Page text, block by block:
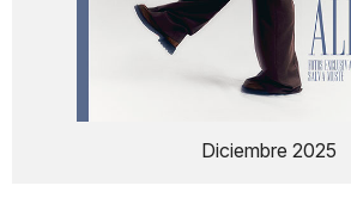
Diciembre 2025